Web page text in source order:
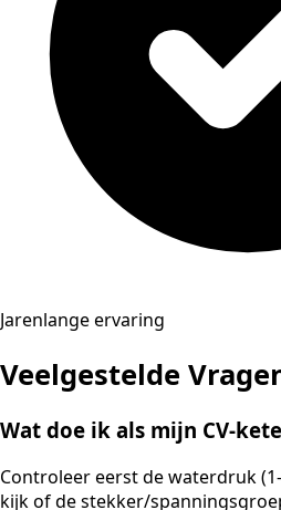
Jarenlange ervaring
Veelgestelde
Wat doe ik als mijn CV-
Controleer eerst de waterdruk
kijk of de stekker/